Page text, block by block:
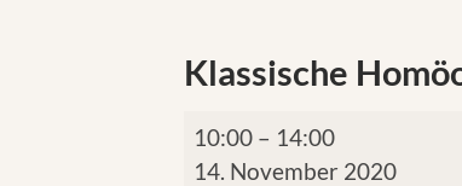
Klassische
10:00 – 14:00
14. November 2020